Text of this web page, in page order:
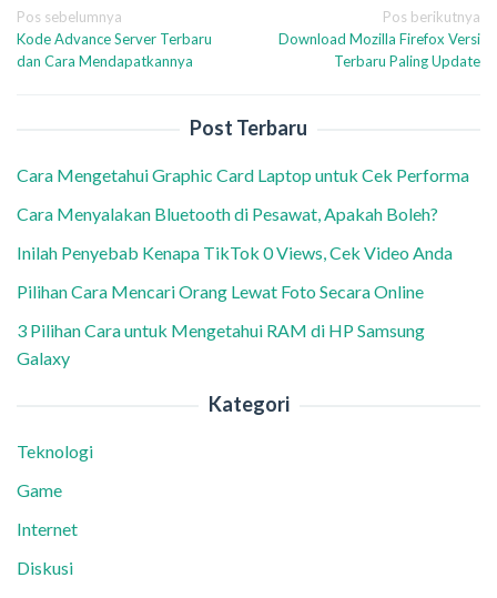
Navigasi
pos
Pos sebelumnya
Kode Advance Server Terbaru
dan Cara Mendapatkannya
Pos berikutnya
Download Mozilla Firefox Versi
Terbaru Paling Update
Post Terbaru
Cara Mengetahui Graphic Card Laptop untuk Cek Performa
Cara Menyalakan Bluetooth di Pesawat, Apakah Boleh?
Inilah Penyebab Kenapa TikTok 0 Views, Cek Video Anda
Pilihan Cara Mencari Orang Lewat Foto Secara Online
3 Pilihan Cara untuk Mengetahui RAM di HP Samsung
Galaxy
Kategori
Teknologi
Game
Internet
Diskusi